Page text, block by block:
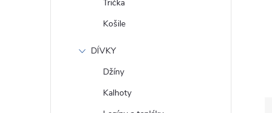
Trička
Košile
DÍVKY
Džíny
Kalhoty